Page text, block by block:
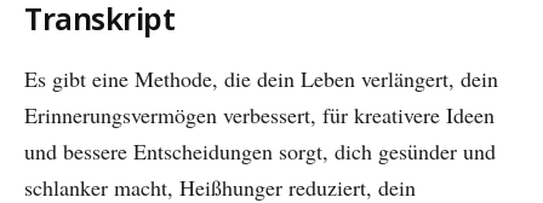
Transkript
Es gibt eine Methode, die dein Leben verlängert, dein
Erinnerungsvermögen verbessert, für kreativere Ideen
und bessere Entscheidungen sorgt, dich gesünder und
schlanker macht, Heißhunger reduziert, dein